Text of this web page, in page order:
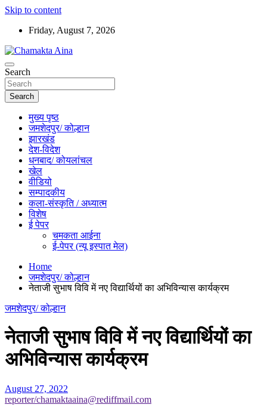
Skip to content
Friday, August 7, 2026
Chamakta Aina
Hindi News Paper – Jharkhand
Search
Search
मुख्य पृष्ठ
जमशेदपुर/ कोल्हान
झारखंड
देश-विदेश
धनबाद/ कोयलांचल
खेल
वीडियो
सम्पादकीय
कला-संस्कृति / अध्यात्म
विशेष
ई पेपर
चमकता आईना
ई-पेपर (न्यू इस्पात मेल)
Home
जमशेदपुर/ कोल्हान
नेताजी सुभाष विवि में नए विद्यार्थियों का अभिविन्यास कार्यक्रम
जमशेदपुर/ कोल्हान
नेताजी सुभाष विवि में नए विद्यार्थियों का
अभिविन्यास कार्यक्रम
August 27, 2022
reporter/chamaktaaina@rediffmail.com